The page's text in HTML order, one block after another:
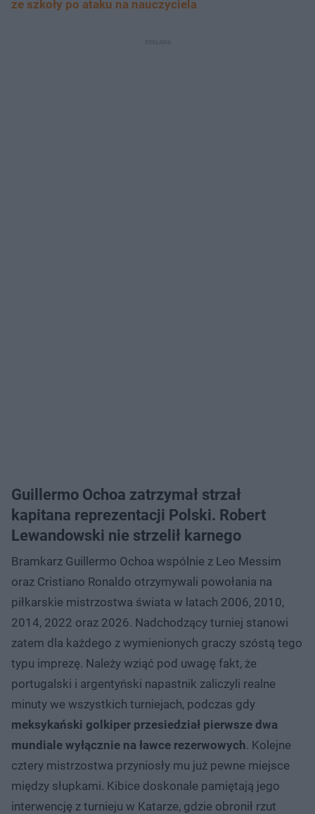
ze szkoły po ataku na nauczyciela
Guillermo Ochoa zatrzymał strzał
kapitana reprezentacji Polski. Robert
Lewandowski nie strzelił karnego
Bramkarz Guillermo Ochoa wspólnie z Leo Messim
oraz Cristiano Ronaldo otrzymywali powołania na
piłkarskie mistrzostwa świata w latach 2006, 2010,
2014, 2022 oraz 2026. Nadchodzący turniej stanowi
zatem dla każdego z wymienionych graczy szóstą tego
typu imprezę. Należy wziąć pod uwagę fakt, że
portugalski i argentyński napastnik zaliczyli realne
minuty we wszystkich turniejach, podczas gdy
meksykański golkiper przesiedział pierwsze dwa
mundiale wyłącznie na ławce rezerwowych. Kolejne
cztery mistrzostwa przyniosły mu już pewne miejsce
między słupkami. Kibice doskonale pamiętają jego
interwencję z turnieju w Katarze, gdzie obronił rzut